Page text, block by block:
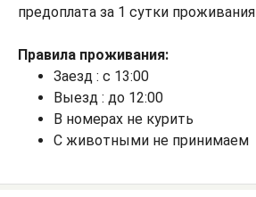
предоплата за 1 сутки проживания
Правила проживания:
Заезд : с 13:00
Выезд : до 12:00
В номерах не курить
С животными не принимаем